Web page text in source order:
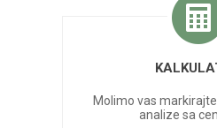
Molimo vas
analize sa